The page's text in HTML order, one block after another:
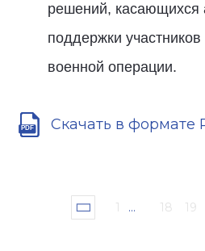
решений, касающихся
поддержки
военной операции.
Скачать в формате
1 ... 18 19